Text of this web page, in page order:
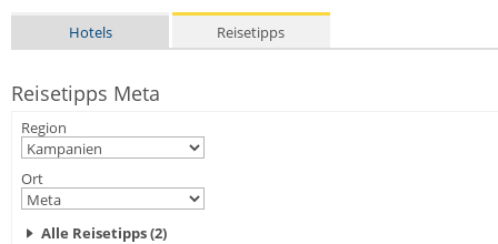
Hotels Reisetipps
Reisetipps Meta
Region
Ort
Alle Reisetipps (2)